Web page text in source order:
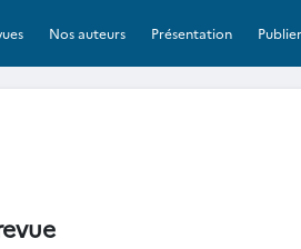
Nos auteurs Présentation Publier